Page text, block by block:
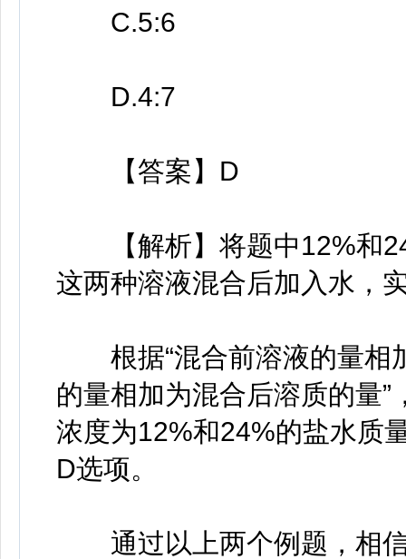
C.5:6
D.4:7
【答案】D
【解析】将题中12%和
这两种溶液混合后加入水，
根据“混合前溶液的量相
的量相加为混合后溶质的量
浓度为12%和24%的盐水质
D选项。
通过以上两个例题，相信